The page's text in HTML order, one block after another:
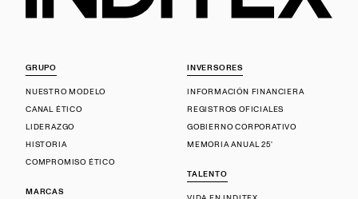
GRUPO
NUESTRO MODELO
CANAL ÉTICO
LIDERAZGO
HISTORIA
COMPROMISO ÉTICO
MARCAS
INVERSORES
INFORMACIÓN FINANCIERA
REGISTROS OFICIALES
GOBIERNO CORPORATIVO
MEMORIA ANUAL 25'
TALENTO